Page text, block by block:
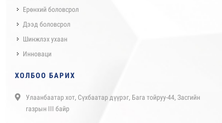
Ерөнхий боловсрол
Дээд боловсрол
Шинжлэх ухаан
Инноваци
ХОЛБОО БАРИХ
Улаанбаатар хот, Сүхбаатар дүүрэг, Бага тойруу-44, Засгийн
газрын III байр